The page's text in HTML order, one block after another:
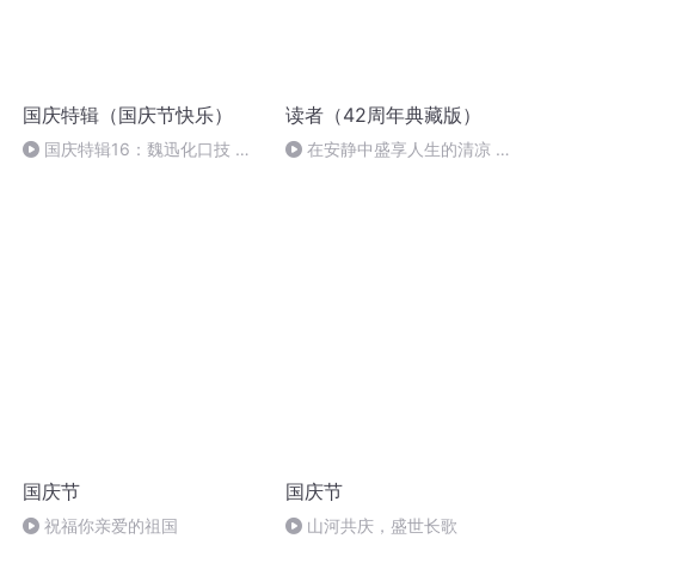
国庆特辑（国庆节快乐）
国庆特辑16：魏迅化口技 二
读者（42周年典藏版）
在安静中盛享人生的清凉 ●
国庆节
祝福你亲爱的祖国
国庆节
山河共庆，盛世长歌